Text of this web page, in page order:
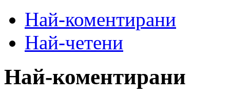
Най-коментирани
Най-четени
Най-коментирани